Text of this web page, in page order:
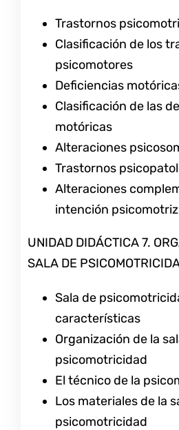
Trastornos
Clasificación de los
psicomotores
Deficiencias
Clasificación de las
motóricas
Alteraciones
Trastornos
Alteraciones
intención psicomotriz
UNIDAD DIDÁCTICA 7.
SALA DE
Sala de
características
Organización de la
psicomotricidad
El técnico de la
Los materiales de la
psicomotricidad